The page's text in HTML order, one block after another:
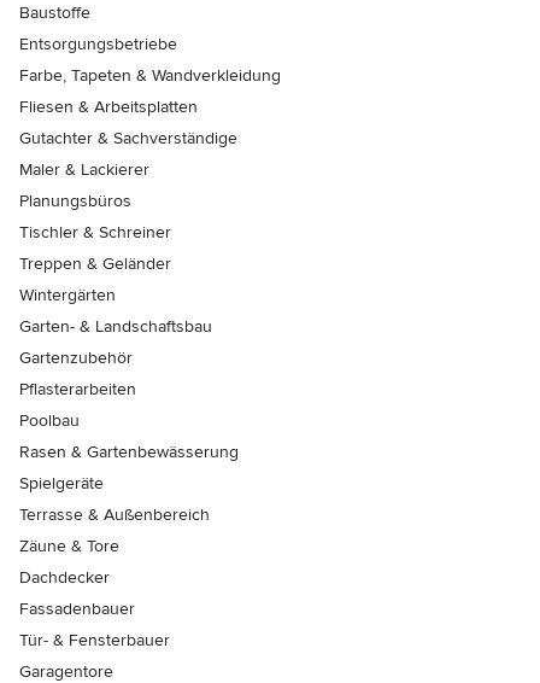
Baustoffe
Entsorgungsbetriebe
Farbe, Tapeten & Wandverkleidung
Fliesen & Arbeitsplatten
Gutachter & Sachverständige
Maler & Lackierer
Planungsbüros
Tischler & Schreiner
Treppen & Geländer
Wintergärten
Garten- & Landschaftsbau
Gartenzubehör
Pflasterarbeiten
Poolbau
Rasen & Gartenbewässerung
Spielgeräte
Terrasse & Außenbereich
Zäune & Tore
Dachdecker
Fassadenbauer
Tür- & Fensterbauer
Garagentore